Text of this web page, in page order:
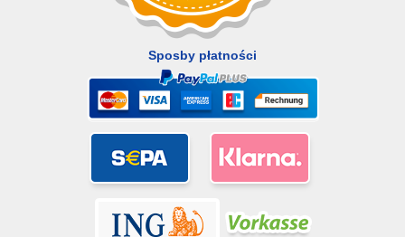
Sposby płatności